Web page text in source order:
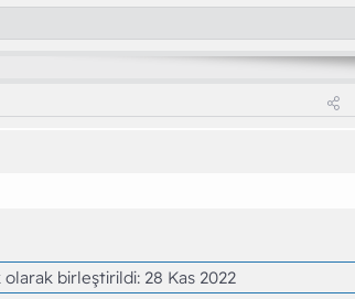
olarak birleştirildi: 28 Kas 2022